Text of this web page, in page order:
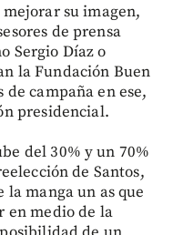
su imagen,
de prensa
Sergio Díaz o
la Fundación Buen
de campaña en ese,
presidencial.
del 30% y un 70%
de Santos,
la manga un as que
en medio de la